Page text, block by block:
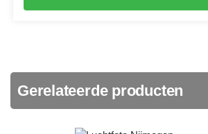
Gerelateerde producten